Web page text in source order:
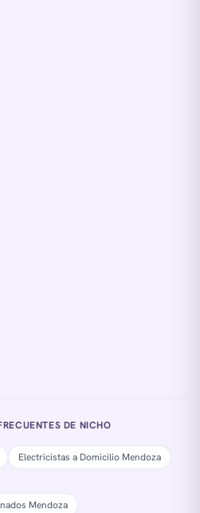
DE NICHO
Electricistas a Domicilio Mendoza
Mendoza